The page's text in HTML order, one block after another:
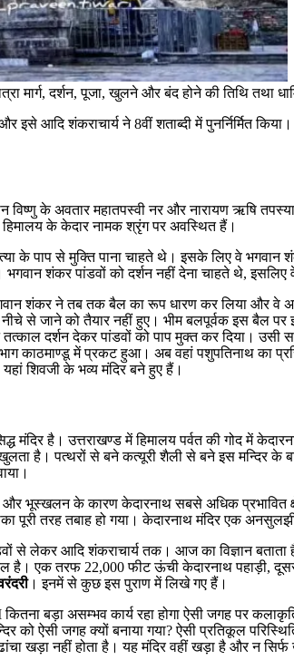
मार्ग, दर्शन, पूजा, खुलने और बंद होने की तिथि तथा
और इसे आदि शंकराचार्य ने 8वीं शताब्दी में पुनर्निर्मित
विष्णु के अवतार महातपस्वी नर और नारायण ऋषि
हिमालय के केदार नामक श्रृंग पर अवस्थित हैं।
के पाप से मुक्ति पाना चाहते थे। इसके लिए वे
शंकर पांडवों को दर्शन नहीं देना चाहते थे, इसलिए
शंकर ने तब तक बैल का रूप धारण कर लिया और वे
से जाने को तैयार नहीं हुए। भीम बलपूर्वक इस बैल
दर्शन देकर पांडवों को पाप मुक्त कर दिया।
काठमाण्डू में प्रकट हुआ। अब वहां पशुपतिनाथ का
शिवजी के भव्य मंदिर बने हुए हैं।
मंदिर है। उत्तराखण्ड में हिमालय पर्वत की गोद में
है। पत्‍थरों से बने कत्यूरी शैली से बने इस मन्दिर के
भूस्खलन के कारण केदारनाथ सबसे अधिक प्रभावित
पूरी तरह तबाह हो गया। केदारनाथ मंदिर एक
से लेकर आदि शंकराचार्य तक। आज का विज्ञान बताता
है। एक तरफ 22,000 फीट ऊंची केदारनाथ
। इनमें से कुछ इस पुराण में लिखे गए हैं।
बड़ा असम्भव कार्य रहा होगा ऐसी जगह पर
ऐसी जगह क्यों बनाया गया? ऐसी प्रतिकूल
खड़ा नहीं होता है। यह मंदिर वहीं खड़ा है और न